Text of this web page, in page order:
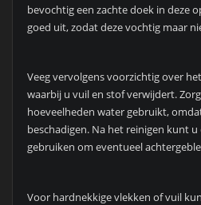
bevochtig een zachte doek in deze
goed uit, zodat deze vochtig maar
Veeg vervolgens voorzichtig over
waarbij u vuil en stof verwijdert.
hoeveelheden water gebruikt,
beschadigen. Na het reinigen kunt
gebruiken om eventueel
Voor hardnekkige vlekken of vuil